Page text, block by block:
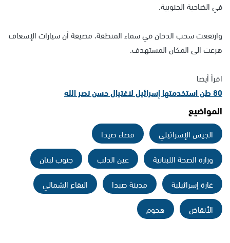
في الضاحية الجنوبية.
وارتفعت سحب الدخان في سماء المنطقة، مضيفة أن سيارات الإسعاف
هرعت الى المكان المستهدف.
اقرأ أيضا
80 طن استخدمتها إسرائيل لاغتيال حسن نصر الله
المواضيع
الجيش الإسرائيلي
قضاء صيدا
وزارة الصحة اللبنانية
عين الدلب
جنوب لبنان
غارة إسرائيلية
مدينة صيدا
البقاع الشمالي
الأنقاض
هجوم